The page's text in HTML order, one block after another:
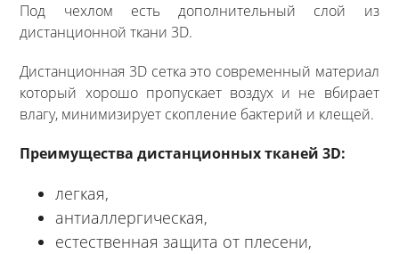
Под чехлом есть дополнительный слой из
дистанционной ткани 3D.
Дистанционная 3D сетка это современный материал
который хорошо пропускает воздух и не вбирает
влагу, минимизирует скопление бактерий и клещей.
Преимущества дистанционных тканей 3D:
легкая,
антиаллергическая,
естественная защита от плесени,